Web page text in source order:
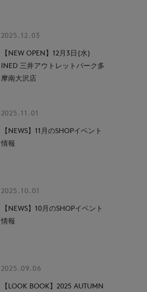
2025.12.03
【NEW OPEN】12月3日(水)
INED 三井アウトレットパーク多
摩南大沢店
2025.11.01
【NEWS】11月のSHOPイベント
情報
2025.10.01
【NEWS】10月のSHOPイベント
情報
2025.09.06
【LOOK BOOK】2025 AUTUMN